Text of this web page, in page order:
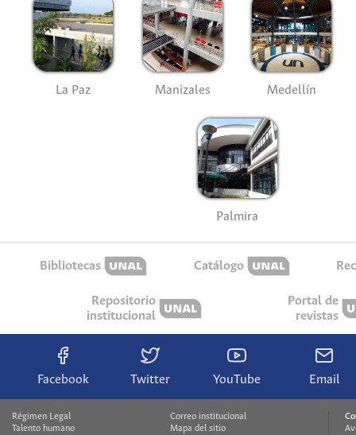
La Paz Manizales Medellín
Palmira
Bibliotecas Catálogo
Repositorio
institucional
Portal de
revistas
Facebook Twitter YouTube Email
Régimen Legal
Talento humano
Correo institucional
Mapa del sitio